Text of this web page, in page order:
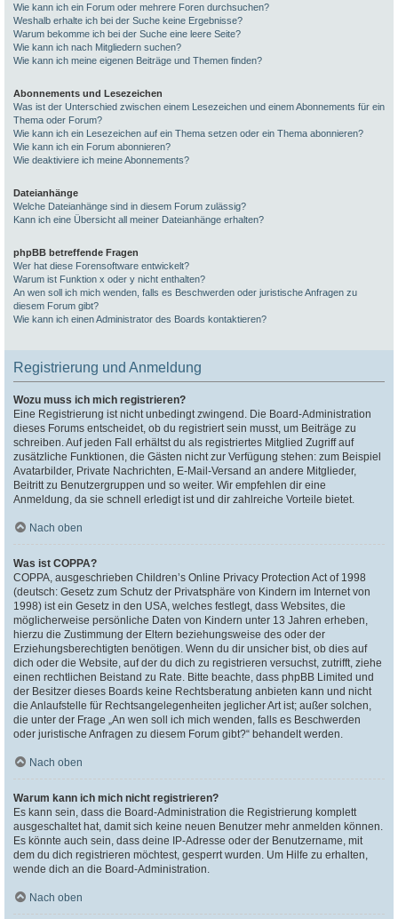
Wie kann ich ein Forum oder mehrere Foren durchsuchen?
Weshalb erhalte ich bei der Suche keine Ergebnisse?
Warum bekomme ich bei der Suche eine leere Seite?
Wie kann ich nach Mitgliedern suchen?
Wie kann ich meine eigenen Beiträge und Themen finden?
Abonnements und Lesezeichen
Was ist der Unterschied zwischen einem Lesezeichen und einem Abonnements für ein
Thema oder Forum?
Wie kann ich ein Lesezeichen auf ein Thema setzen oder ein Thema abonnieren?
Wie kann ich ein Forum abonnieren?
Wie deaktiviere ich meine Abonnements?
Dateianhänge
Welche Dateianhänge sind in diesem Forum zulässig?
Kann ich eine Übersicht all meiner Dateianhänge erhalten?
phpBB betreffende Fragen
Wer hat diese Forensoftware entwickelt?
Warum ist Funktion x oder y nicht enthalten?
An wen soll ich mich wenden, falls es Beschwerden oder juristische Anfragen zu
diesem Forum gibt?
Wie kann ich einen Administrator des Boards kontaktieren?
Registrierung und Anmeldung
Wozu muss ich mich registrieren?
Eine Registrierung ist nicht unbedingt zwingend. Die Board-Administration
dieses Forums entscheidet, ob du registriert sein musst, um Beiträge zu
schreiben. Auf jeden Fall erhältst du als registriertes Mitglied Zugriff auf
zusätzliche Funktionen, die Gästen nicht zur Verfügung stehen: zum Beispiel
Avatarbilder, Private Nachrichten, E-Mail-Versand an andere Mitglieder,
Beitritt zu Benutzergruppen und so weiter. Wir empfehlen dir eine
Anmeldung, da sie schnell erledigt ist und dir zahlreiche Vorteile bietet.
Nach oben
Was ist COPPA?
COPPA, ausgeschrieben Children’s Online Privacy Protection Act of 1998
(deutsch: Gesetz zum Schutz der Privatsphäre von Kindern im Internet von
1998) ist ein Gesetz in den USA, welches festlegt, dass Websites, die
möglicherweise persönliche Daten von Kindern unter 13 Jahren erheben,
hierzu die Zustimmung der Eltern beziehungsweise des oder der
Erziehungsberechtigten benötigen. Wenn du dir unsicher bist, ob dies auf
dich oder die Website, auf der du dich zu registrieren versuchst, zutrifft, ziehe
einen rechtlichen Beistand zu Rate. Bitte beachte, dass phpBB Limited und
der Besitzer dieses Boards keine Rechtsberatung anbieten kann und nicht
die Anlaufstelle für Rechtsangelegenheiten jeglicher Art ist; außer solchen,
die unter der Frage „An wen soll ich mich wenden, falls es Beschwerden
oder juristische Anfragen zu diesem Forum gibt?“ behandelt werden.
Nach oben
Warum kann ich mich nicht registrieren?
Es kann sein, dass die Board-Administration die Registrierung komplett
ausgeschaltet hat, damit sich keine neuen Benutzer mehr anmelden können.
Es könnte auch sein, dass deine IP-Adresse oder der Benutzername, mit
dem du dich registrieren möchtest, gesperrt wurden. Um Hilfe zu erhalten,
wende dich an die Board-Administration.
Nach oben